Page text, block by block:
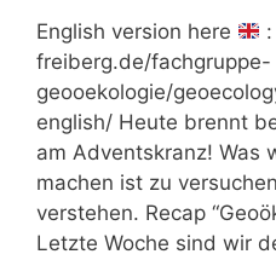
English version here
freiberg.de/fachgruppe-
geooekologie/
english/ Heute brennt
am Adventskranz! Was
machen ist zu
verstehen. Recap
Letzte Woche sind wir